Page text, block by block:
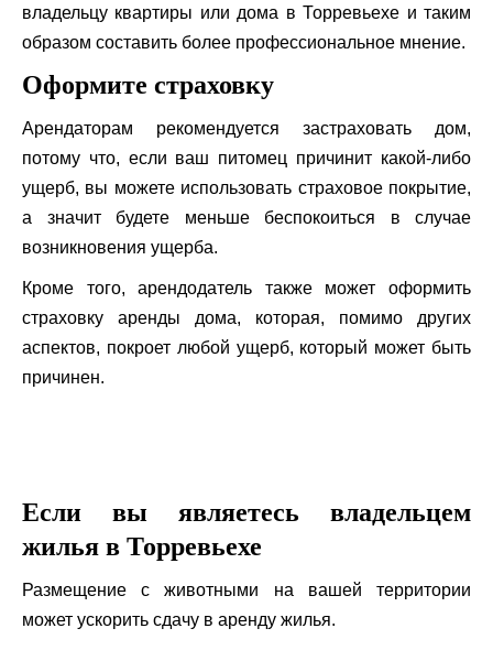
владельцу квартиры или дома в Торревьехе и таким
образом составить более профессиональное мнение.
Оформите страховку
Арендаторам рекомендуется застраховать дом,
потому что, если ваш питомец причинит какой-либо
ущерб, вы можете использовать страховое покрытие,
а значит будете меньше беспокоиться в случае
возникновения ущерба.
Кроме того, арендодатель также может оформить
страховку аренды дома, которая, помимо других
аспектов, покроет любой ущерб, который может быть
причинен.
Если вы являетесь владельцем
жилья в Торревьехе
Размещение с животными на вашей территории
может ускорить сдачу в аренду жилья.